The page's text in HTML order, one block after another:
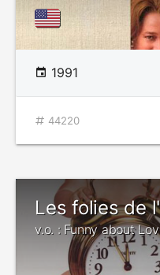
1991
44220
Les folies de
v.o. : Funny about